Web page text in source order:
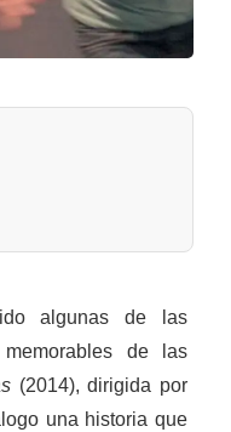
algunas de las
de las
(2014), dirigida por
una historia que